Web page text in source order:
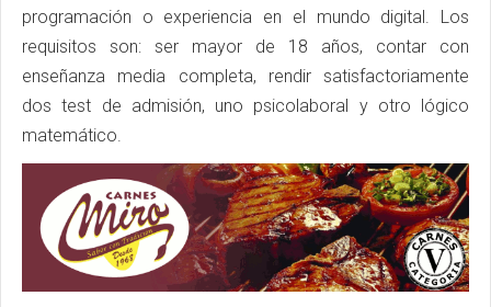
programación o experiencia en el mundo digital. Los
requisitos son: ser mayor de 18 años, contar con
enseñanza media completa, rendir satisfactoriamente
dos test de admisión, uno psicolaboral y otro lógico
matemático.